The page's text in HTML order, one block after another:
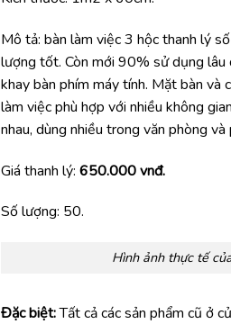
Mô tả: bàn làm việc 3 hộc thanh lý
lượng tốt. Còn mới 90% sử dụng lâu
khay bàn phím máy tính. Mặt bàn và
làm việc phù hợp với nhiều không
nhau, dùng nhiều trong văn phòng
Giá thanh lý: 650.000 vnđ.
Số lượng: 50.
Hình ảnh thực tế
Đặc biệt:Tất cả các sản phẩm cũ ở